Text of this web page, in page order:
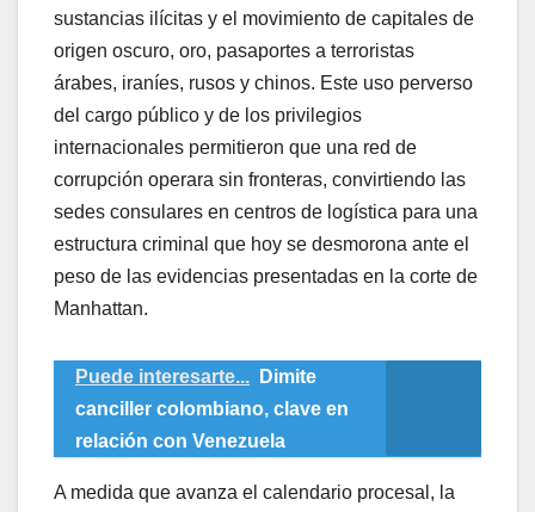
sustancias ilícitas y el movimiento de capitales de
origen oscuro, oro, pasaportes a terroristas
árabes, iraníes, rusos y chinos. Este uso perverso
del cargo público y de los privilegios
internacionales permitieron que una red de
corrupción operara sin fronteras, convirtiendo las
sedes consulares en centros de logística para una
estructura criminal que hoy se desmorona ante el
peso de las evidencias presentadas en la corte de
Manhattan.
Puede interesarte...
Dimite
canciller colombiano, clave en
relación con Venezuela
​A medida que avanza el calendario procesal, la